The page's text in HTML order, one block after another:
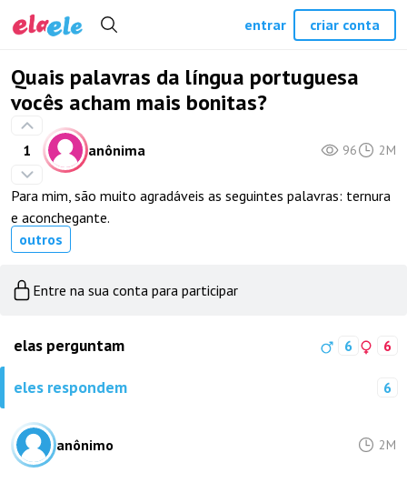
Quais palavras da língua portuguesa
vocês acham mais bonitas?
1 anônima 96 2M
Para mim, são muito agradáveis as seguintes palavras: ternura
e aconchegante.
outros
Entre na sua conta para participar
elas perguntam 6 6
eles respondem 6
anônimo 2M
entrar criar conta